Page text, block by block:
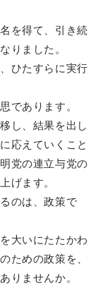
を得て、引き続
りました。
ひたすらに実行
であります。
し、結果を出し
応えていくこと
党の連立与党の
げます。
のは、政策で
大いにたたかわ
ための政策を、
りませんか。